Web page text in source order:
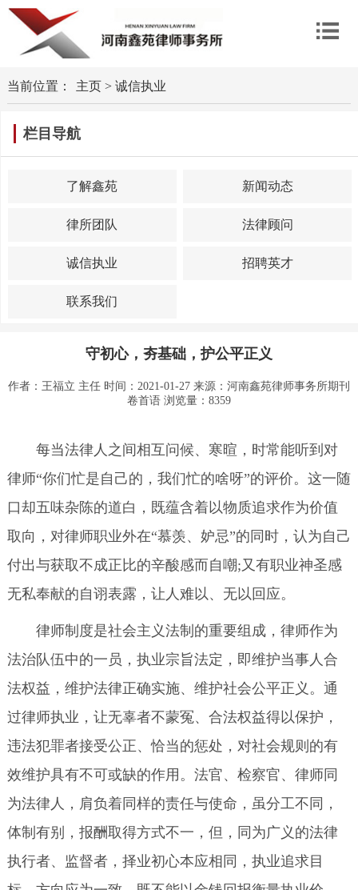
当前位置： 主页> 诚信执业
栏目导航
了解鑫苑 新闻动态
律所团队 法律顾问
诚信执业 招聘英才
联系我们
守初心，夯基础，护公平正义
作者：王福立 主任 时间：2021-01-27 来源： 河南鑫苑律师事务所期刊
卷首语浏览量：8359
每当法律人之间相互问候、寒暄，时常能听到对
律师“你们忙是自己的，我们忙的啥呀”的评价。这一随
口却五味杂陈的道白，既蕴含着以物质追求作为价值
取向，对律师职业外在“慕羡、妒忌”的同时，认为自己
付出与获取不成正比的辛酸感而自嘲;又有职业神圣感
无私奉献的自诩表露，让人难以、无以回应。
律师制度是社会主义法制的重要组成，律师作为
法治队伍中的一员，执业宗旨法定，即维护当事人合
法权益，维护法律正确实施、维护社会公平正义。通
过律师执业，让无辜者不蒙冤、合法权益得以保护，
违法犯罪者接受公正、恰当的惩处，对社会规则的有
效维护具有不可或缺的作用。法官、检察官、律师同
为法律人，肩负着同样的责任与使命，虽分工不同，
体制有别，报酬取得方式不一，但，同为广义的法律
执行者、监督者，择业初心本应相同，执业追求目